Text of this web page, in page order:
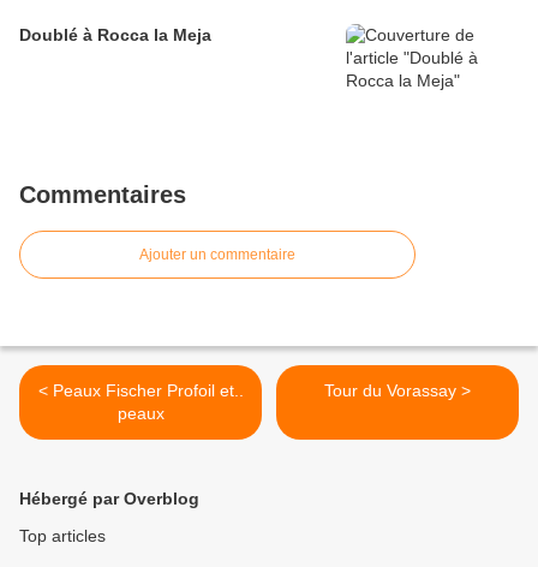
Doublé à Rocca la Meja
Commentaires
Ajouter un commentaire
< Peaux Fischer Profoil et..
peaux
Tour du Vorassay >
Hébergé par Overblog
Top articles